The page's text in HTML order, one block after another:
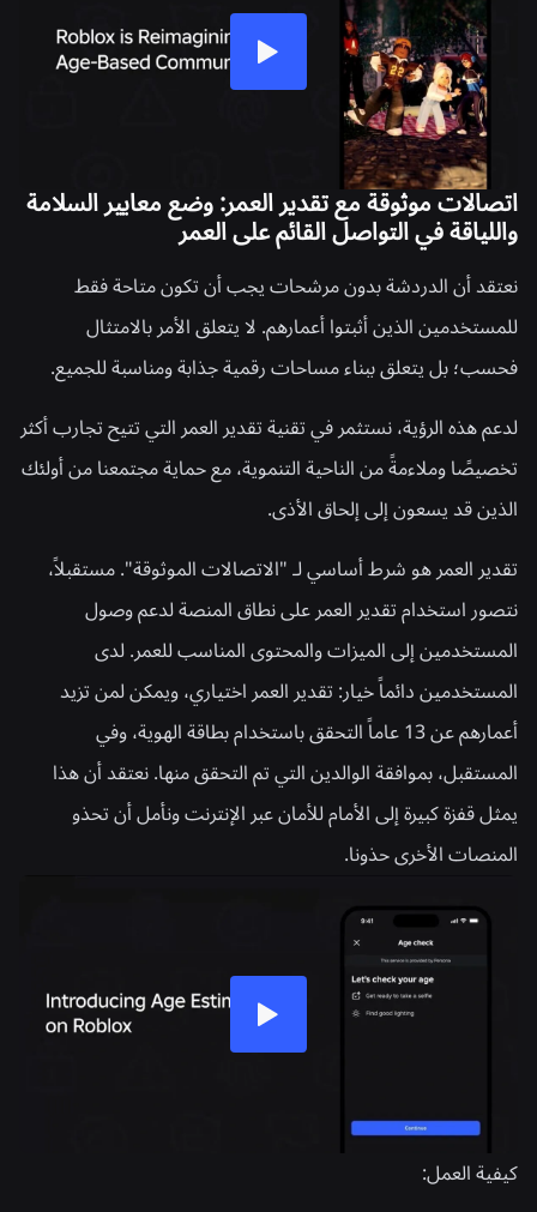
اتصالات موثوقة مع تقدير العمر: وضع معايير السلامة
واللياقة في التواصل القائم على العمر
نعتقد أن الدردشة بدون مرشحات يجب أن تكون متاحة فقط
للمستخدمين الذين أثبتوا أعمارهم. لا يتعلق الأمر بالامتثال
فحسب؛ بل يتعلق ببناء مساحات رقمية جذابة ومناسبة للجميع.
لدعم هذه الرؤية، نستثمر في تقنية تقدير العمر التي تتيح تجارب أكثر
تخصيصًا وملاءمةً من الناحية التنموية، مع حماية مجتمعنا من أولئك
الذين قد يسعون إلى إلحاق الأذى.
تقدير العمر هو شرط أساسي لـ "الاتصالات الموثوقة". مستقبلاً،
نتصور استخدام تقدير العمر على نطاق المنصة لدعم وصول
المستخدمين إلى الميزات والمحتوى المناسب للعمر. لدى
المستخدمين دائماً خيار: تقدير العمر اختياري، ويمكن لمن تزيد
أعمارهم عن 13 عاماً التحقق باستخدام بطاقة الهوية، وفي
المستقبل، بموافقة الوالدين التي تم التحقق منها. نعتقد أن هذا
يمثل قفزة كبيرة إلى الأمام للأمان عبر الإنترنت ونأمل أن تحذو
المنصات الأخرى حذونا.
كيفية العمل: